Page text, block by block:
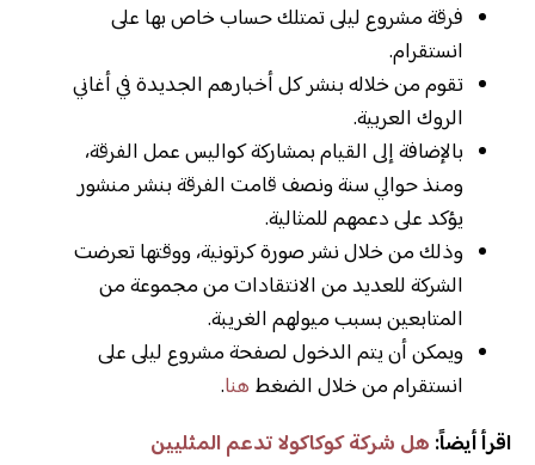
فرقة مشروع ليلى تمتلك حساب خاص بها على
انستقرام.
تقوم من خلاله بنشر كل أخبارهم الجديدة في أغاني
الروك العربية.
بالإضافة إلى القيام بمشاركة كواليس عمل الفرقة،
ومنذ حوالي سنة ونصف قامت الفرقة بنشر منشور
يؤكد على دعمهم للمثالية.
وذلك من خلال نشر صورة كرتونية، ووقتها تعرضت
الشركة للعديد من الانتقادات من مجموعة من
المتابعين بسبب ميولهم الغريبة.
ويمكن أن يتم الدخول لصفحة مشروع ليلى على
انستقرام من خلال الضغط هنا.
اقرأ أيضاً: هل شركة كوكاكولا تدعم المثليين